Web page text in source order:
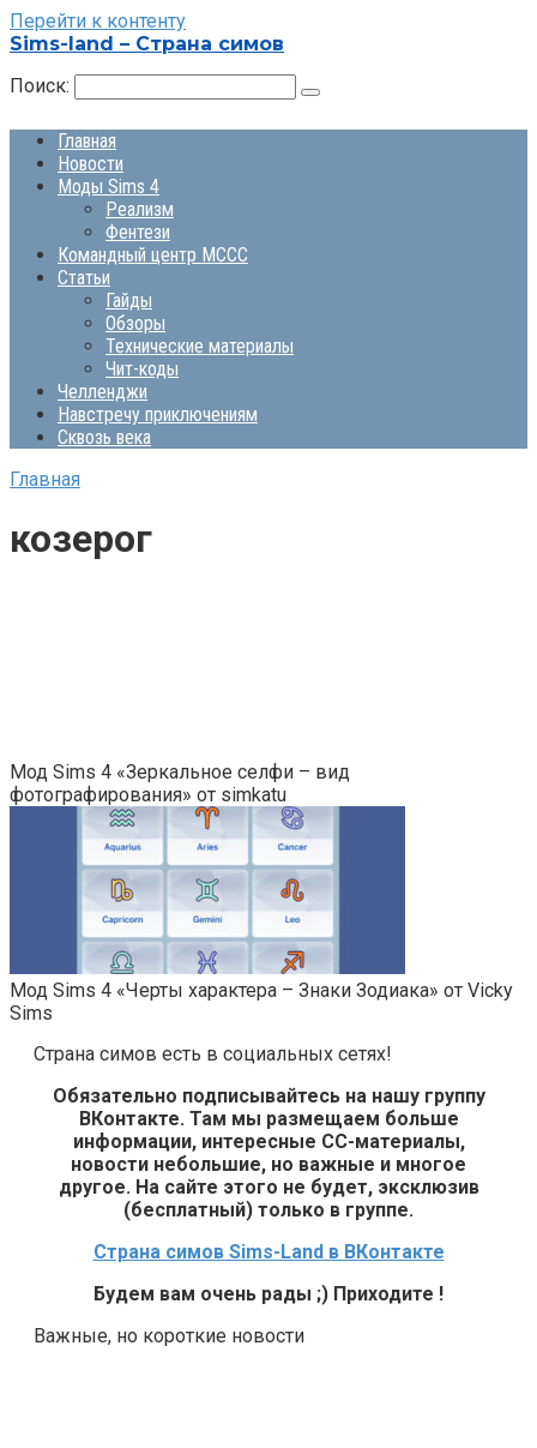
Перейти к контенту
Sims-land – Страна симов
Поиск:
Главная
Новости
Моды Sims 4
Реализм
Фентези
Командный центр MCCC
Статьи
Гайды
Обзоры
Технические материалы
Чит-коды
Челленджи
Навстречу приключениям
Сквозь века
Главная
козерог
Мод Sims 4 «Зеркальное селфи – вид
фотографирования» от simkatu
Мод Sims 4 «Черты характера – Знаки Зодиака» от Vicky
Sims
Страна симов есть в социальных сетях!
Обязательно подписывайтесь на нашу группу
ВКонтакте. Там мы размещаем больше
информации, интересные СС-материалы,
новости небольшие, но важные и многое
другое. На сайте этого не будет, эксклюзив
(бесплатный) только в группе.
Страна симов Sims-Land в ВКонтакте
Будем вам очень рады ;) Приходите !
Важные, но короткие новости